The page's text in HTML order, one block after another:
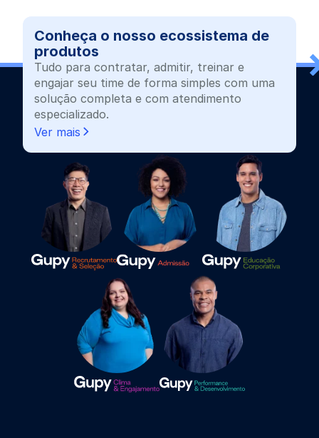
Conheça o nosso ecossistema de
produtos
Tudo para contratar, admitir, treinar e
engajar seu time de forma simples com uma
solução completa e com atendimento
especializado.
Ver mais